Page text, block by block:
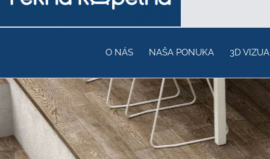
O NÁS NAŠA PONUKA 3D